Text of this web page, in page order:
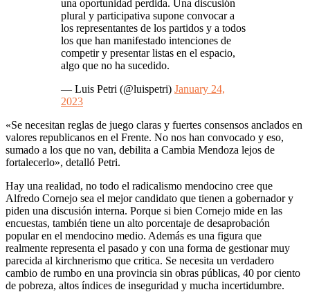
una oportunidad perdida. Una discusión
plural y participativa supone convocar a
los representantes de los partidos y a todos
los que han manifestado intenciones de
competir y presentar listas en el espacio,
algo que no ha sucedido.
— Luis Petri (@luispetri) January 24,
2023
«Se necesitan reglas de juego claras y fuertes consensos anclados en
valores republicanos en el Frente. No nos han convocado y eso,
sumado a los que no van, debilita a Cambia Mendoza lejos de
fortalecerlo», detalló Petri.
Hay una realidad, no todo el radicalismo mendocino cree que
Alfredo Cornejo sea el mejor candidato que tienen a gobernador y
piden una discusión interna. Porque si bien Cornejo mide en las
encuestas, también tiene un alto porcentaje de desaprobación
popular en el mendocino medio. Además es una figura que
realmente representa el pasado y con una forma de gestionar muy
parecida al kirchnerismo que critica. Se necesita un verdadero
cambio de rumbo en una provincia sin obras públicas, 40 por ciento
de pobreza, altos índices de inseguridad y mucha incertidumbre.